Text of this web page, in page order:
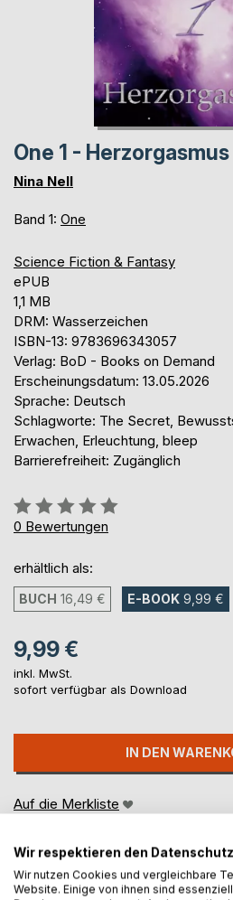
One 1 - Herzorgasmus
Nina Nell
Band 1: One
Science Fiction & Fantasy
ePUB
1,1 MB
DRM: Wasserzeichen
ISBN-13: 9783696343057
Verlag: BoD - Books on Demand
Erscheinungsdatum: 13.05.2026
Sprache: Deutsch
Schlagworte: The Secret,
Erwachen, Erleuchtung, bleep
Barrierefreiheit: Zugänglich
Bewertung::
0%
0 Bewertungen
erhältlich als:
BUCH 16,49 € E-BOOK 9,99 €
9,99 €
inkl. MwSt.
sofort verfügbar als Download
IN DEN
Auf die Merkliste
Wir respektieren den Datenschutz
Wir nutzen Cookies und vergleichbare
Website. Einige von ihnen sind